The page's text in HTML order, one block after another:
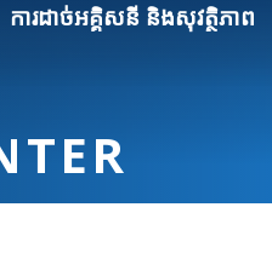
ការដាច់អគ្គិសនី និងសុវត្ថិភាព